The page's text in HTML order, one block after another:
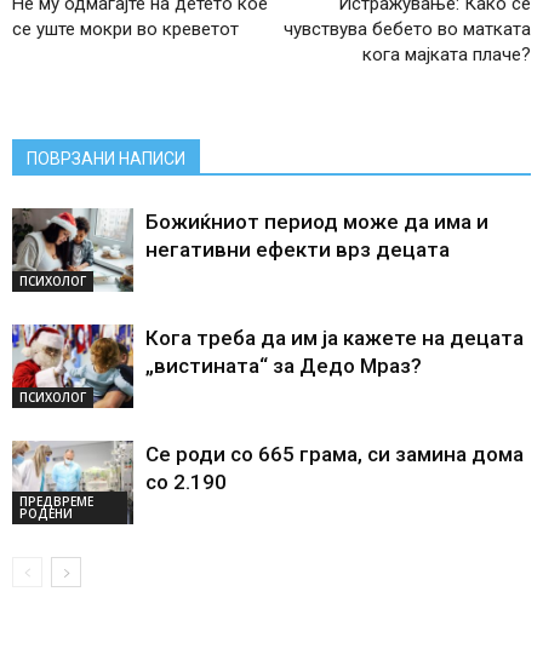
се уште мокри во креветот
чувствува бебето во матката
кога мајката плаче?
ПОВРЗАНИ НАПИСИ
ПСИХОЛОГ
Божиќниот период може да има и
негативни ефекти врз децата
ПСИХОЛОГ
Кога треба да им ја кажете на децата
„вистината“ за Дедо Мраз?
ПРЕДВРЕМЕ
РОДЕНИ
Се роди со 665 грама, си замина дома
со 2.190